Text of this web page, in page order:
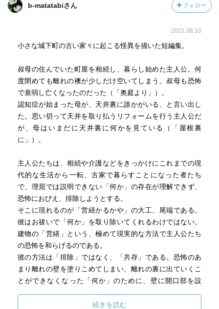
b-matatabiさん フォロー
2021.08.10
小さな城下町の古い家々に起こる怪異を描いた短編集。
叔母の住んでいた町屋を相続し、暮らし始めた主人公。何
度閉めても離れの襖が少しだけ空いてしまう。叔母も恐怖
で衰弱し亡くなったのだった（「奥庭より」）。
認知症が始まった母が、天井裏に誰かがいる、と言い出し
た。思い切って天井を取り払うリフォームを行う主人公だ
が、母はいまだに天井裏に何かを見ている（「屋根裏
に」）。
主人公たちは、相続や介護などをきっかけにこれまでの現
代的な生活から一転、古家で暮らすことになった者たち
で、理屈では説明できない「何か」の存在が理解できず、
恐怖におびえ、排除しようとする。
そこに現れるのが「営繕かるかや」の大工、尾端である。
彼はお祓いで「何か」を取り除いてくれるわけではない。
建物の「営繕」という、極めて現実的な方法で主人公たち
の恐怖を和らげるのである。
彼の方法は「排除」ではなく、「共存」である。恐怖のあ
まり離れの壁を塗りこめてしまい、離れの裏に出ていくこ
とができなくなった「何か」のために、壁に開口部を設
の「何か」が気にならないよう、2重天井の間に吸音材を入
続きを読む